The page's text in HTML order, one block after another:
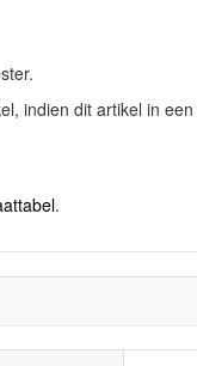
indien dit artikel in
.